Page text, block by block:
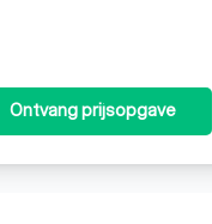
Ontvang prijsopgave